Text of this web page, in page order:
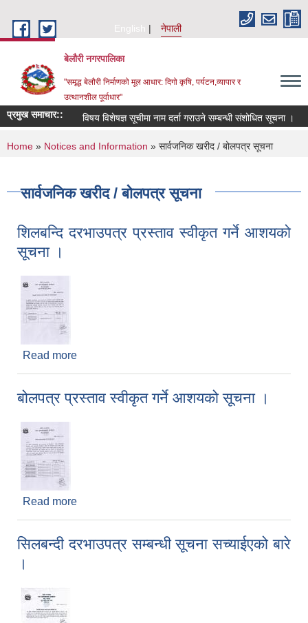
English
नेपाली
बेलौरी नगरपालिका
"समृद्ध बेलौरी निर्माणको मूल आधार: दिगो कृषि, पर्यटन,व्यापार र
उत्थानशील पूर्वाधार"
प्रमुख समाचार::विषय विशेषज्ञ सूचीमा नाम दर्ता गराउने सम्बन्धी संशोधित सूचना ।
You are here
Home » Notices and Information » सार्वजनिक खरीद / बोलपत्र सूचना
सार्वजनिक खरीद / बोलपत्र सूचना
शिलबन्दि दरभाउपत्र प्रस्ताव स्वीकृत गर्ने आशयको
सूचना ।
Read more
बोलपत्र प्रस्ताव स्वीकृत गर्ने आशयको सूचना ।
Read more
सिलबन्दी दरभाउपत्र सम्बन्धी सूचना सच्याईएको बारे
।